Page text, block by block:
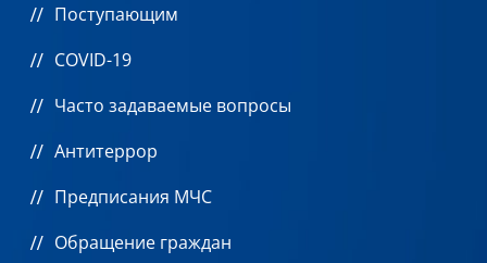
Поступающим
COVID-19
Часто задаваемые вопросы
Антитеррор
Предписания МЧС
Обращение граждан